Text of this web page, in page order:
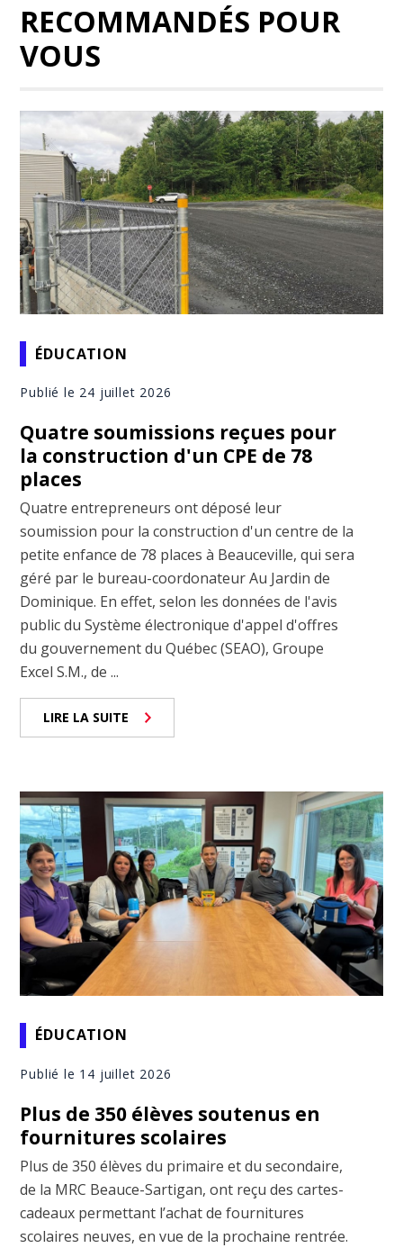
RECOMMANDÉS POUR
VOUS
ÉDUCATION
Publié le 24 juillet 2026
Quatre soumissions reçues pour
la construction d'un CPE de 78
places
Quatre entrepreneurs ont déposé leur
soumission pour la construction d'un centre de la
petite enfance de 78 places à Beauceville, qui sera
géré par le bureau-coordonateur Au Jardin de
Dominique. En effet, selon les données de l'avis
public du Système électronique d'appel d'offres
du gouvernement du Québec (SEAO), Groupe
Excel S.M., de ...
LIRE LA SUITE
ÉDUCATION
Publié le 14 juillet 2026
Plus de 350 élèves soutenus en
fournitures scolaires
Plus de 350 élèves du primaire et du secondaire,
de la MRC Beauce-Sartigan, ont reçu des cartes-
cadeaux permettant l’achat de fournitures
scolaires neuves, en vue de la prochaine rentrée.